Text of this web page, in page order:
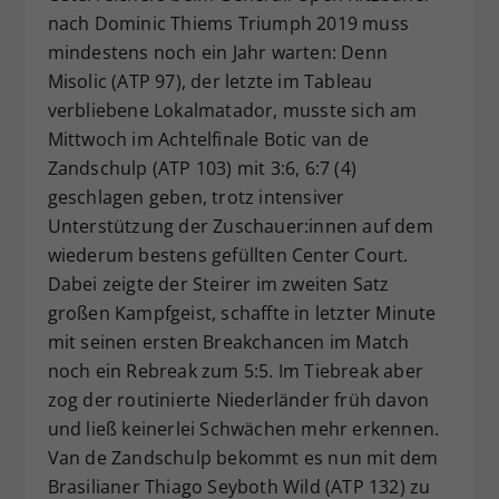
nach Dominic Thiems Triumph 2019 muss
mindestens noch ein Jahr warten: Denn
Misolic (ATP 97), der letzte im Tableau
verbliebene Lokalmatador, musste sich am
Mittwoch im Achtelfinale Botic van de
Zandschulp (ATP 103) mit 3:6, 6:7 (4)
geschlagen geben, trotz intensiver
Unterstützung der Zuschauer:innen auf dem
wiederum bestens gefüllten Center Court.
Dabei zeigte der Steirer im zweiten Satz
großen Kampfgeist, schaffte in letzter Minute
mit seinen ersten Breakchancen im Match
noch ein Rebreak zum 5:5. Im Tiebreak aber
zog der routinierte Niederländer früh davon
und ließ keinerlei Schwächen mehr erkennen.
Van de Zandschulp bekommt es nun mit dem
Brasilianer Thiago Seyboth Wild (ATP 132) zu
Zweck
Dieser Wert speichert Ihre Consent-
Einstellungen. Unter anderem eine
zufällig generierte ID, für die
historische Speicherung Ihrer
vorgenommen Einstellungen, falls der
Webseiten-Betreiber dies eingestellt
hat.